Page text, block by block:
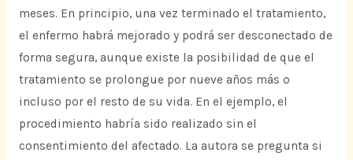
meses. En principio, una vez terminado el tratamiento,
el enfermo habrá mejorado y podrá ser desconectado de
forma segura, aunque existe la posibilidad de que el
tratamiento se prolongue por nueve años más o
incluso por el resto de su vida. En el ejemplo, el
procedimiento habría sido realizado sin el
consentimiento del afectado. La autora se pregunta si